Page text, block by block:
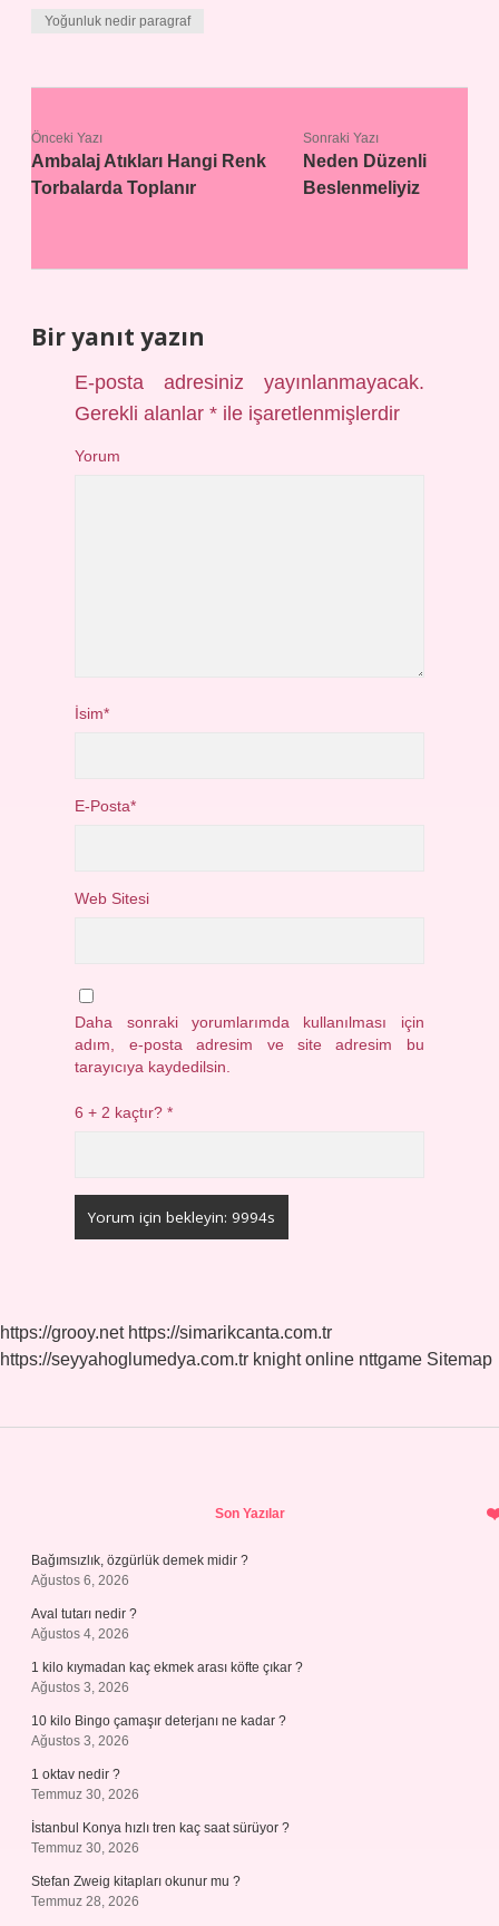
Yoğunluk nedir paragraf
Önceki Yazı
Ambalaj Atıkları Hangi Renk
Torbalarda Toplanır
Sonraki Yazı
Neden Düzenli
Beslenmeliyiz
Bir yanıt yazın
E-posta adresiniz yayınlanmayacak.
Gerekli alanlar* ile işaretlenmişlerdir
Yorum
İsim*
E-Posta*
Web Sitesi
Daha sonraki yorumlarımda kullanılması için
adım, e-posta adresim ve site adresim bu
tarayıcıya kaydedilsin.
6 + 2 kaçtır?*
https://grooy.net https://simarikcanta.com.tr
https://seyyahoglumedya.com.tr knight online nttgame Sitemap
Son Yazılar
Bağımsızlık, özgürlük demek midir ?
Ağustos 6, 2026
Aval tutarı nedir ?
Ağustos 4, 2026
1 kilo kıymadan kaç ekmek arası köfte çıkar ?
Ağustos 3, 2026
10 kilo Bingo çamaşır deterjanı ne kadar ?
Ağustos 3, 2026
1 oktav nedir ?
Temmuz 30, 2026
İstanbul Konya hızlı tren kaç saat sürüyor ?
Temmuz 30, 2026
Stefan Zweig kitapları okunur mu ?
Temmuz 28, 2026